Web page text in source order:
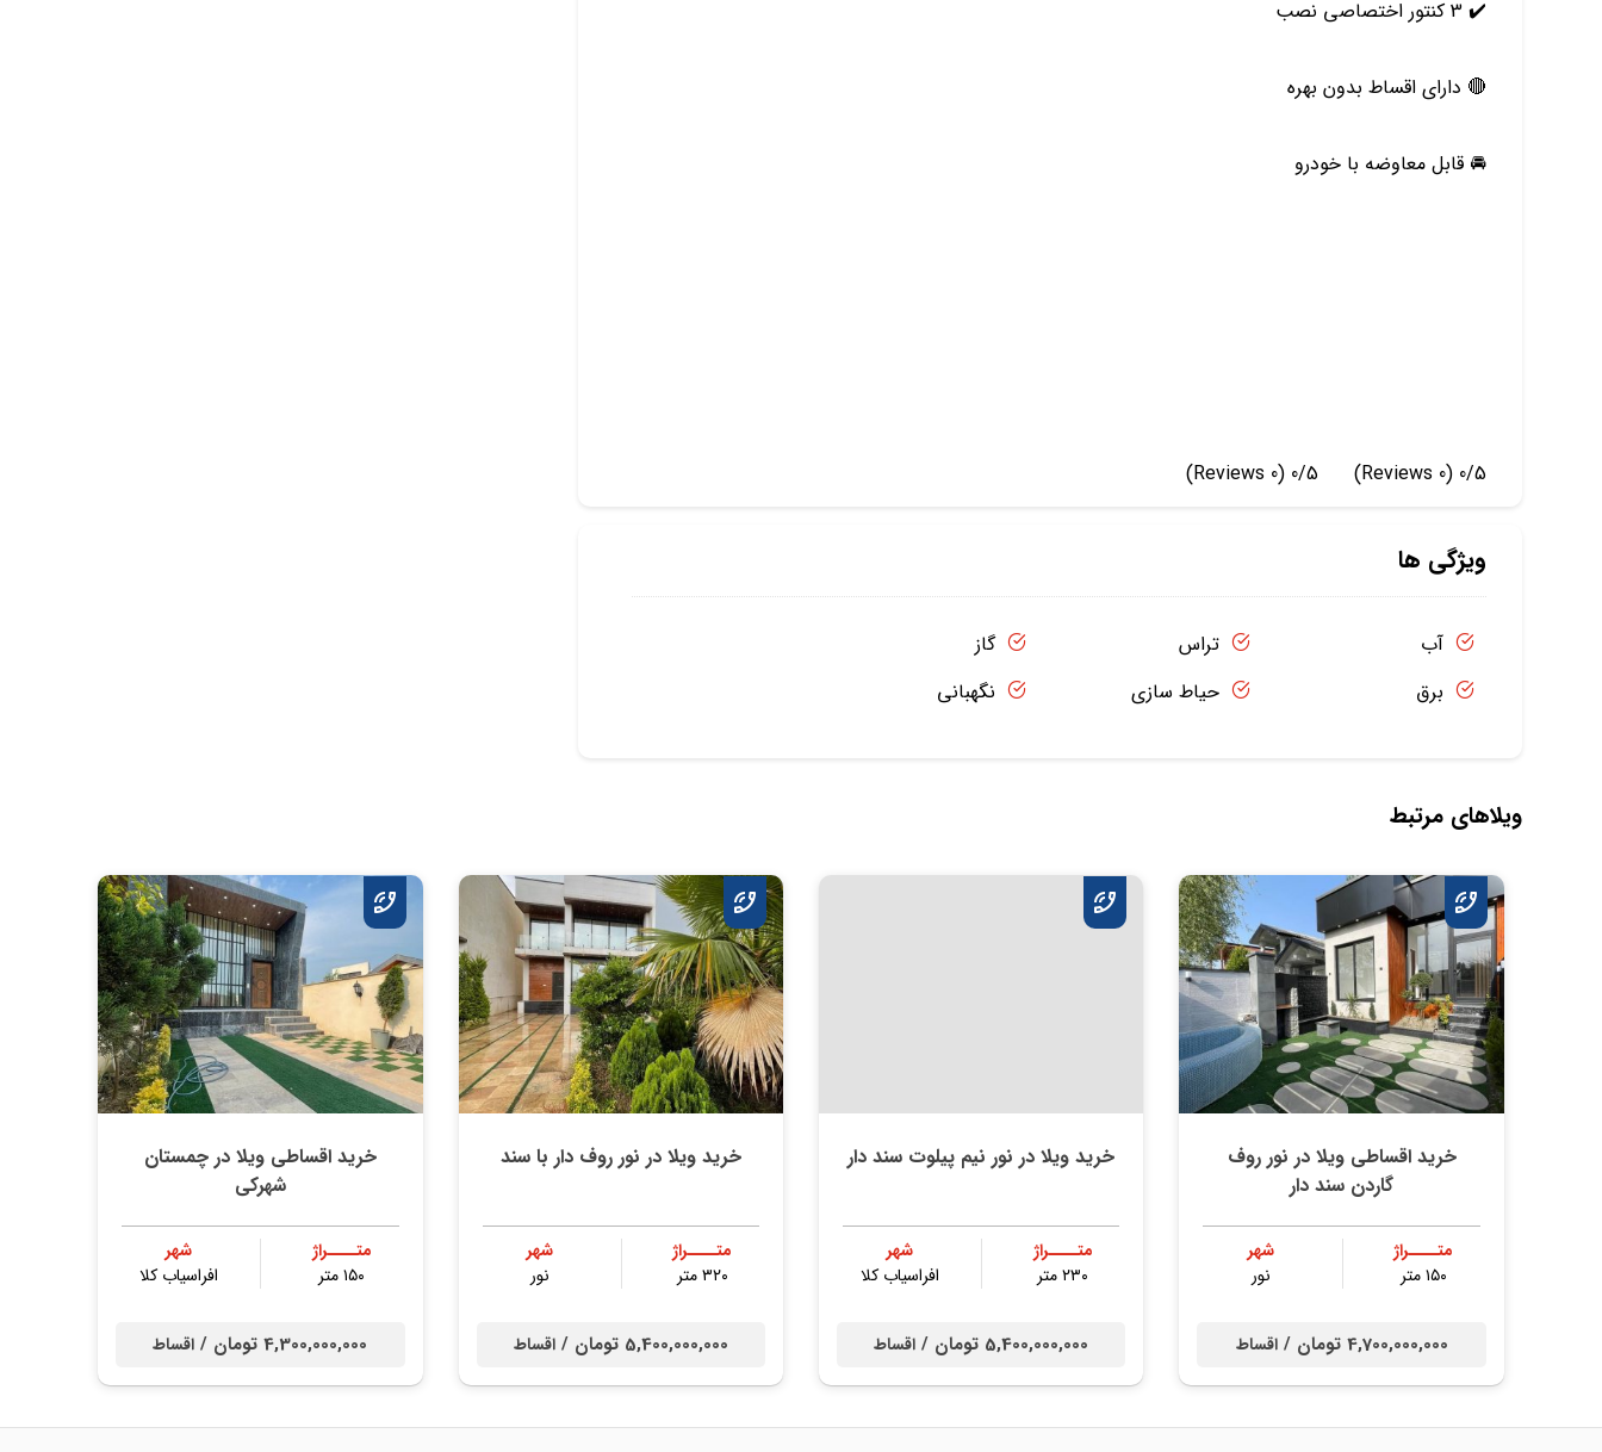
✔️ 3 کنتور اختصاصی نصب
🔴 دارای اقساط بدون بهره
🚘 قابل معاوضه با خودرو
0/5
(0 Reviews)
0/5
(0 Reviews)
ویژگی ها
آب
برق
تراس
حیاط سازی
گاز
نگهبانی
ویلاهای مرتبط
خرید اقساطی ویلا در نور روف
گاردن سند دار
متــــراژ
۱۵۰ متر
شهر
نور
4,700,000,000 تومان / اقساط
خرید ویلا در نور نیم پیلوت سند دار
متــــراژ
۲۳۰ متر
شهر
افراسیاب کلا
5,400,000,000 تومان / اقساط
خرید ویلا در نور روف دار با سند
متــــراژ
۳۲۰ متر
شهر
نور
5,400,000,000 تومان / اقساط
خرید اقساطی ویلا در چمستان
شهرکی
متــــراژ
۱۵۰ متر
شهر
افراسیاب کلا
4,300,000,000 تومان / اقساط